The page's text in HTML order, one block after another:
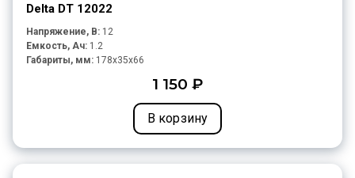
Delta DT 12022
Напряжение, В: 12
Емкость, Ач: 1.2
Габариты, мм: 178x35x66
1 150 ₽
В корзину